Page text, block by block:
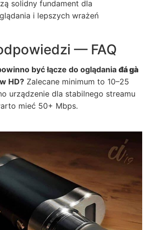
solidny fundament dla
i lepszych wrażeń
— FAQ
być łącze do oglądania đá gà
w HD? Zalecane minimum to 10–25
urządzenie dla stabilnego streamu
mieć 50+ Mbps.